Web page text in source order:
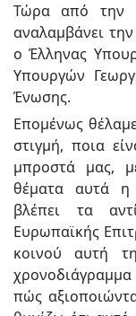
Τώρα από την
αναλαμβάνει
ο Έλληνας
Υπουργών
Ένωσης.
Επομένως
στιγμή, ποια
μπροστά μας,
θέματα αυτά η
βλέπει τα
Ευρωπαϊκής
κοινού αυτή
χρονοδιάγραμμα
πώς